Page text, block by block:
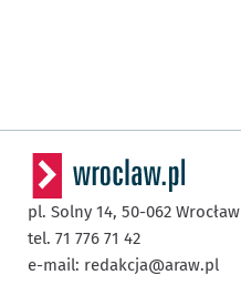
pl. Solny 14, 50-062 Wrocław
tel. 71 776 71 42
e-mail: redakcja@araw.pl